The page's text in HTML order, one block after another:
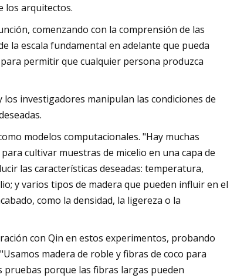
los arquitectos.
comenzando con la comprensión de las
la escala fundamental en adelante que pueda
permitir que cualquier persona produzca
investigadores manipulan las condiciones de
modelos computacionales. "Hay muchas
cultivar muestras de micelio en una capa de
las características deseadas: temperatura,
y varios tipos de madera que pueden influir en el
como la densidad, la ligereza o la
con Qin en estos experimentos, probando
madera de roble y fibras de coco para
porque las fibras largas pueden